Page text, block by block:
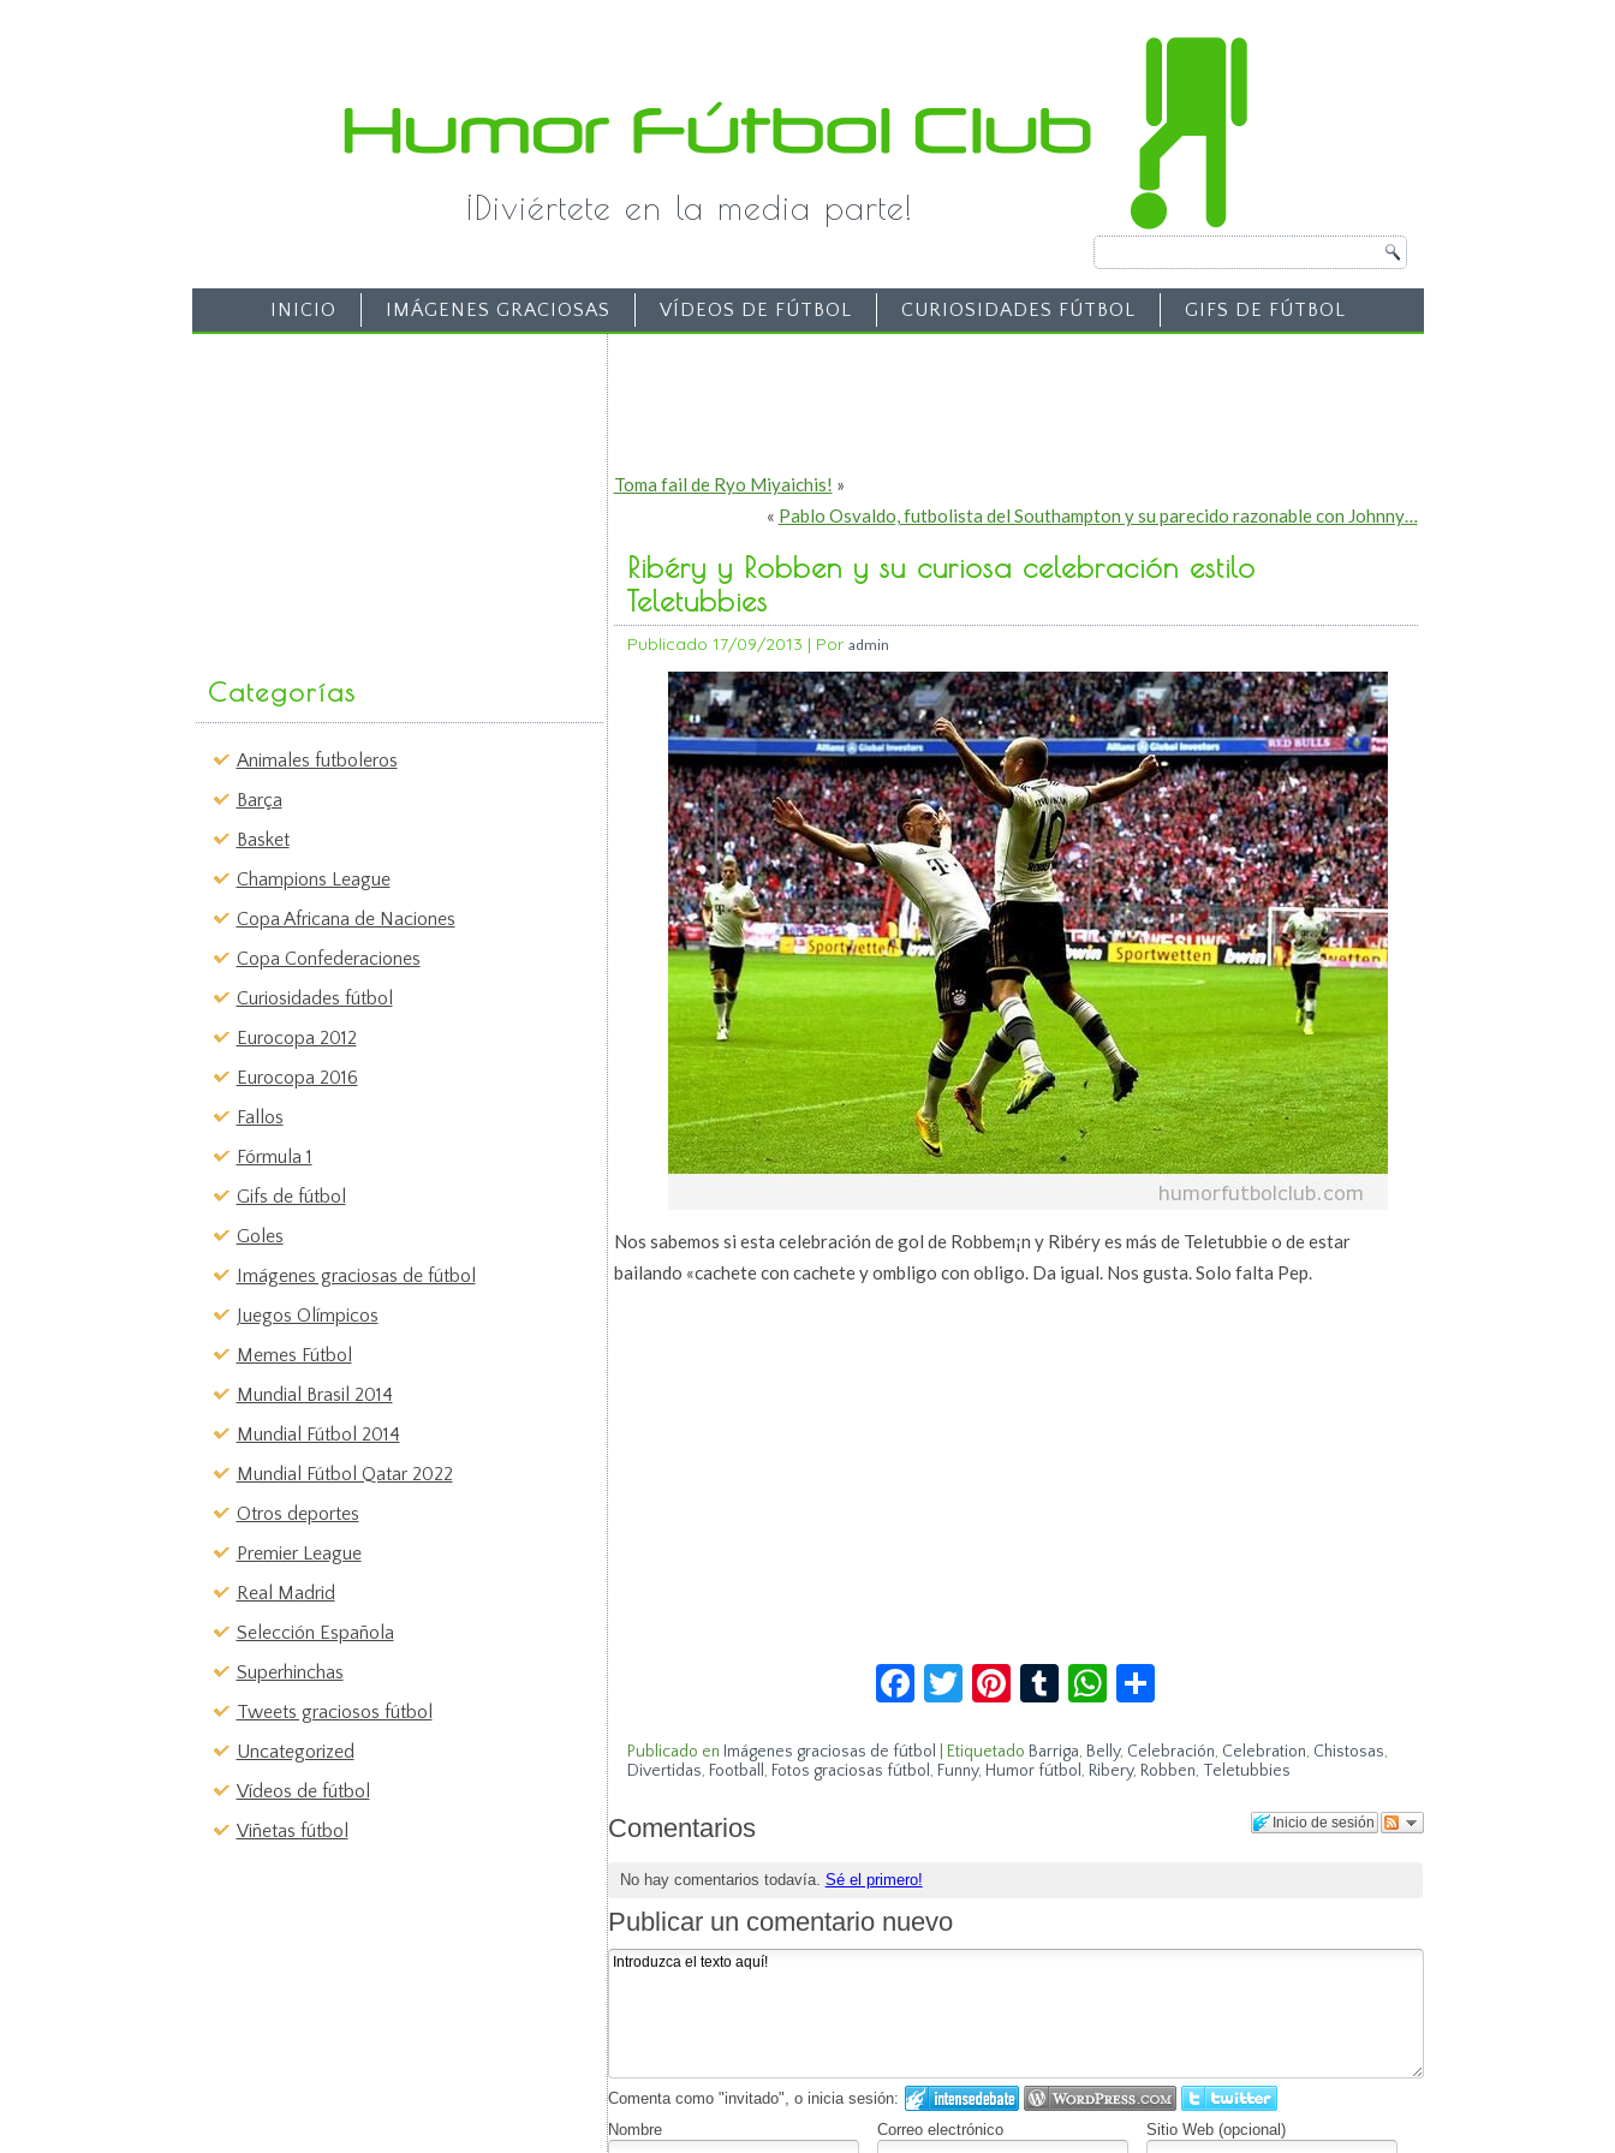
¡Diviértete en la media parte!
INICIO IMÁGENES GRACIOSAS VÍDEOS DE FÚTBOL CURIOSIDADES FÚTBOL GIFS DE FÚTBOL
Categorías
Animales futboleros
Barça
Basket
Champions League
Copa Africana de Naciones
Copa Confederaciones
Curiosidades fútbol
Eurocopa 2012
Eurocopa 2016
Fallos
Fórmula 1
Gifs de fútbol
Goles
Imágenes graciosas de fútbol
Juegos Olímpicos
Memes Fútbol
Mundial Brasil 2014
Mundial Fútbol 2014
Mundial Fútbol Qatar 2022
Otros deportes
Premier League
Real Madrid
Selección Española
Superhinchas
Tweets graciosos fútbol
Uncategorized
Vídeos de fútbol
Viñetas fútbol
Toma fail de Ryo Miyaichis! »
« Pablo Osvaldo, futbolista del Southampton y su parecido razonable con Johnny…
Ribéry y Robben y su curiosa celebración estilo
Teletubbies
Publicado 17/09/2013 | Por admin
Nos sabemos si esta celebración de gol de Robbem¡n y Ribéry es más de Teletubbie o de estar
bailando «cachete con cachete y ombligo con obligo. Da igual. Nos gusta. Solo falta Pep.
Facebook
Twitter
Pinterest
TumblrWhatsApp
Publicado en Imágenes graciosas de fútbol Etiquetado Barriga, Belly, Celebración, Celebration, Chistosas,
Divertidas, Football , Fotos graciosas fútbol , Funny, Humor fútbol , Ribery, Robben, Teletubbies
Inicio de sesión
Comentarios
No hay comentarios todavía. Sé el primero!
Publicar un comentario nuevo
Comenta como "invitado", o inicia sesión:
Nombre
Correo electrónico Sitio Web (opcional)